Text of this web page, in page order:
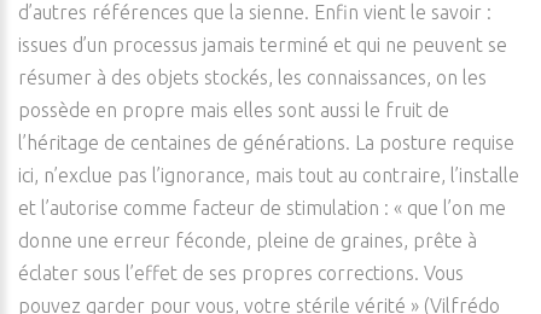
d’autres références que la sienne. Enfin vient le savoir :
issues d’un processus jamais terminé et qui ne peuvent se
résumer à des objets stockés, les connaissances, on les
possède en propre mais elles sont aussi le fruit de
l’héritage de centaines de générations. La posture requise
ici, n’exclue pas l’ignorance, mais tout au contraire, l’installe
et l’autorise comme facteur de stimulation : « que l’on me
donne une erreur féconde, pleine de graines, prête à
éclater sous l’effet de ses propres corrections. Vous
pouvez garder pour vous, votre stérile vérité » (Vilfrédo